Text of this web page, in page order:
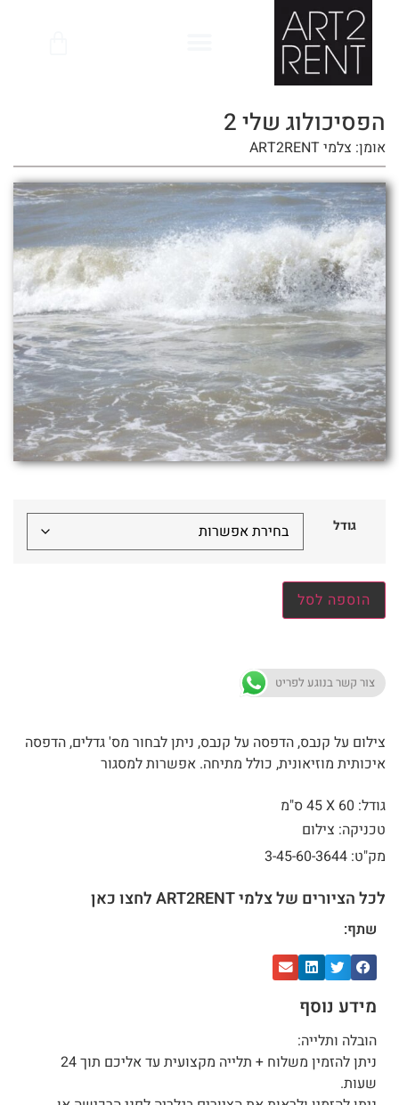
הפסיכולוג שלי 2
אומן: צלמי ART2RENT
גודל
הוספה לסל
צור קשר בנוגע לפריט
צילום על קנבס, הדפסה על קנבס, ניתן לבחור מס' גדלים, הדפסה
איכותית מוזיאונית, כולל מתיחה. אפשרות למסגור
גודל: 60 X
45 ס"מ
טכניקה: צילום
מק"ט: 3-45-60-3644
לכל הציורים של צלמי ART2RENT לחצו כאן
שתף:
מידע נוסף
הובלה ותלייה:
ניתן להזמין משלוח + תלייה מקצועית עד אליכם תוך 24
שעות.